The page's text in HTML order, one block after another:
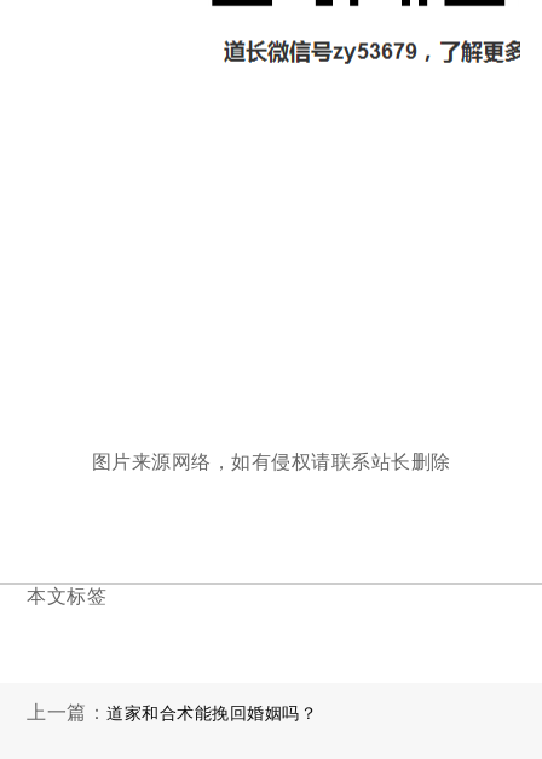
图片来源网络，如有侵权请联系站长删除
本文标签
上一篇：道家和合术能挽回婚姻吗？